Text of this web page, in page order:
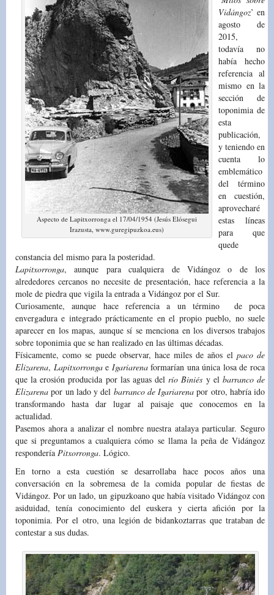
Aspecto de Lapitxorronga el 17/04/1954 (Jesús Elósegui
Irazusta, www.guregipuzkoa.eus)
Vidángoz’ en
agosto de
2015,
todavía no
había hecho
referencia al
mismo en la
sección de
toponimia de
esta
publicación,
y teniendo en
cuenta lo
emblemático
del término
en cuestión,
aprovecharé
estas líneas
para que
quede
constancia del mismo para la posteridad.
Lapitxorronga, aunque para cualquiera de Vidángoz o de los
alrededores cercanos no necesite de presentación, hace referencia a la
mole de piedra que vigila la entrada a Vidángoz por el Sur.
Curiosamente, aunque hace referencia a un término de poca
envergadura e integrado prácticamente en el propio pueblo, no suele
aparecer en los mapas, aunque sí se menciona en los diversos trabajos
sobre toponimia que se han realizado en las últimas décadas.
Físicamente, como se puede observar, hace miles de años el paco de
Elizarena, Lapitxorrongae Igariarenaformarían una única losa de roca
que la erosión producida por las aguas delrío Biniés y el barranco de
Elizarena por un lado y del barranco de Igariarena por otro, habría ido
transformando hasta dar lugar al paisaje que conocemos en la
actualidad.
Pasemos ahora a analizar el nombre nuestra atalaya particular. Seguro
que si preguntamos a cualquiera cómo se llama la peña de Vidángoz
respondería Pitxorronga. Lógico.
En torno a esta cuestión se desarrollaba hace pocos años una
conversación en la sobremesa de la comida popular de fiestas de
Vidángoz. Por un lado, un gipuzkoano que había visitado Vidángoz con
asiduidad, tenía conocimiento del euskera y cierta afición por la
toponimia. Por el otro, una legión de bidankoztarras que trataban de
contestar a sus dudas.